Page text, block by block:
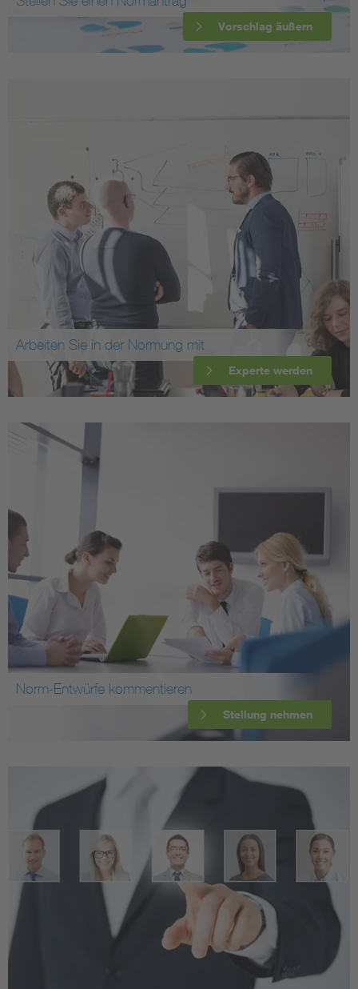
Vorschlag äußern
Arbeiten Sie in der Normung mit
Experte werden
Norm-Entwürfe kommentieren
Stellung nehmen